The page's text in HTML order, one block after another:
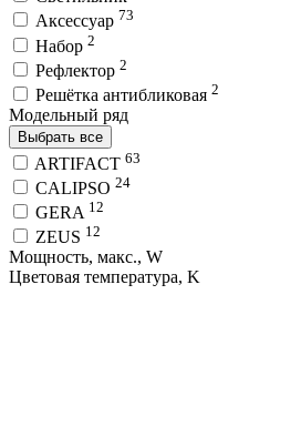
Аксессуар 73
Набор 2
Рефлектор 2
Решётка антибликовая 2
Модельный ряд
Выбрать все
ARTIFACT 63
CALIPSO 24
GERA 12
ZEUS 12
Мощность, макс., W
Цветовая температура, K